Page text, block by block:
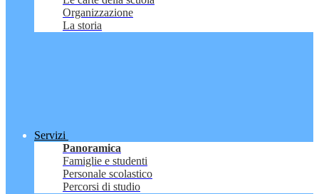
Organizzazione
La storia
Servizi
Panoramica
Famiglie e studenti
Personale scolastico
Percorsi di studio